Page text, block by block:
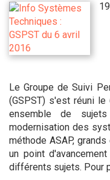
Le Groupe de Suivi
(GSPST) s'est réuni
ensemble de
modernisation des
méthode ASAP,
un point
différents sujets. Pour